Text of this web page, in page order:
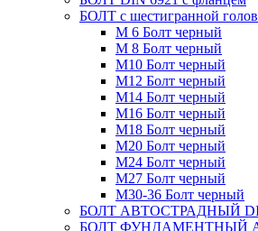
БОЛТ с шестигранной
М 6 Болт черный
М 8 Болт черный
М10 Болт черный
М12 Болт черный
М14 Болт черный
М16 Болт черный
М18 Болт черный
М20 Болт черный
М24 Болт черный
М27 Болт черный
М30-36 Болт черный
БОЛТ АВТОСТРАДНЫЙ
БОЛТ ФУНДАМЕНТНЫЙ